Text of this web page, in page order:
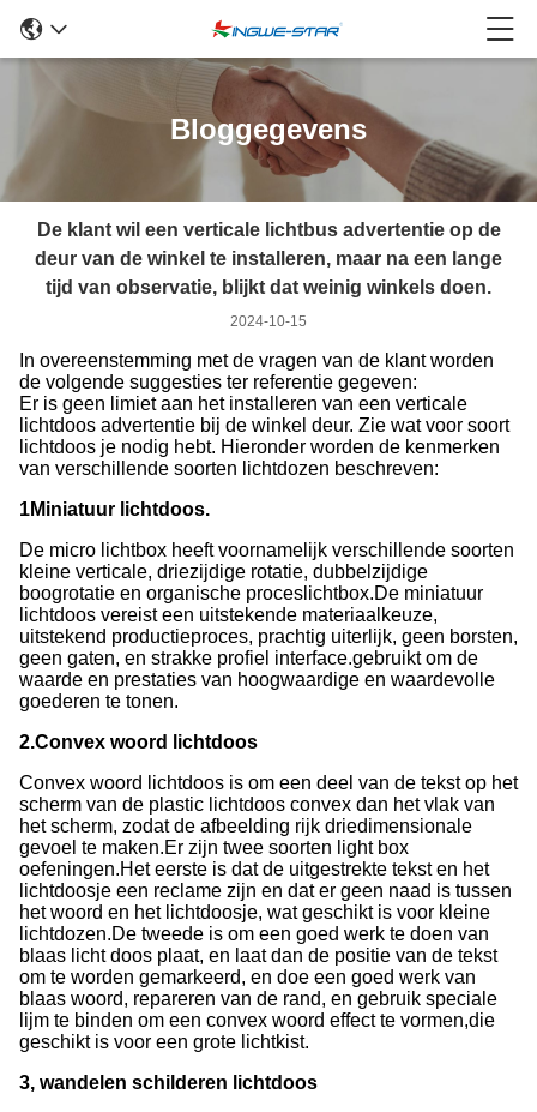
Bloggegevens
De klant wil een verticale lichtbus advertentie op de
deur van de winkel te installeren, maar na een lange
tijd van observatie, blijkt dat weinig winkels doen.
2024-10-15
In overeenstemming met de vragen van de klant worden
de volgende suggesties ter referentie gegeven:
Er is geen limiet aan het installeren van een verticale
lichtdoos advertentie bij de winkel deur. Zie wat voor soort
lichtdoos je nodig hebt. Hieronder worden de kenmerken
van verschillende soorten lichtdozen beschreven:
1Miniatuur lichtdoos.
De micro lichtbox heeft voornamelijk verschillende soorten
kleine verticale, driezijdige rotatie, dubbelzijdige
boogrotatie en organische proceslichtbox.De miniatuur
lichtdoos vereist een uitstekende materiaalkeuze,
uitstekend productieproces, prachtig uiterlijk, geen borsten,
geen gaten, en strakke profiel interface.gebruikt om de
waarde en prestaties van hoogwaardige en waardevolle
goederen te tonen.
2.Convex woord lichtdoos
Convex woord lichtdoos is om een deel van de tekst op het
scherm van de plastic lichtdoos convex dan het vlak van
het scherm, zodat de afbeelding rijk driedimensionale
gevoel te maken.Er zijn twee soorten light box
oefeningen.Het eerste is dat de uitgestrekte tekst en het
lichtdoosje een reclame zijn en dat er geen naad is tussen
het woord en het lichtdoosje, wat geschikt is voor kleine
lichtdozen.De tweede is om een goed werk te doen van
blaas licht doos plaat, en laat dan de positie van de tekst
om te worden gemarkeerd, en doe een goed werk van
blaas woord, repareren van de rand, en gebruik speciale
lijm te binden om een convex woord effect te vormen,die
geschikt is voor een grote lichtkist.
3, wandelen schilderen lichtdoos